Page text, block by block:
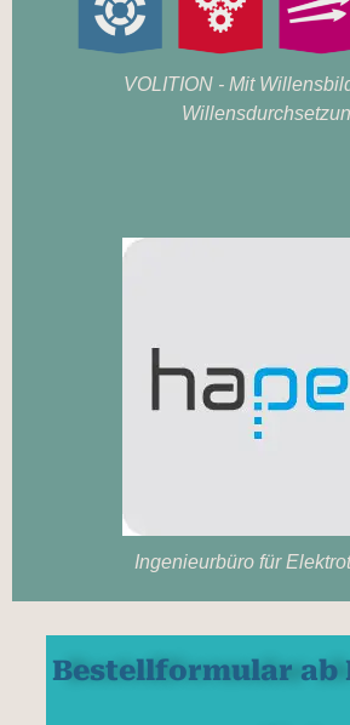
VOLITION - Mit
Ingenieurbüro für
Bestellformular ab